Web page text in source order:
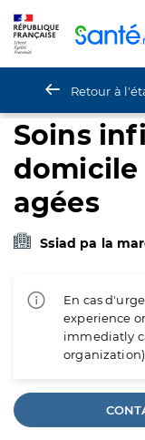
Retour à
Soins
domicile
agées
Ssiad pa la
En cas
experience
immediatly
organization).